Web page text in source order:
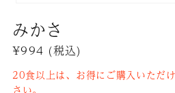
ー
ダ
ル
で
メ
みかさ
通
価
¥994 (税込)
20食以上は、お得にご購入いただ
さい。